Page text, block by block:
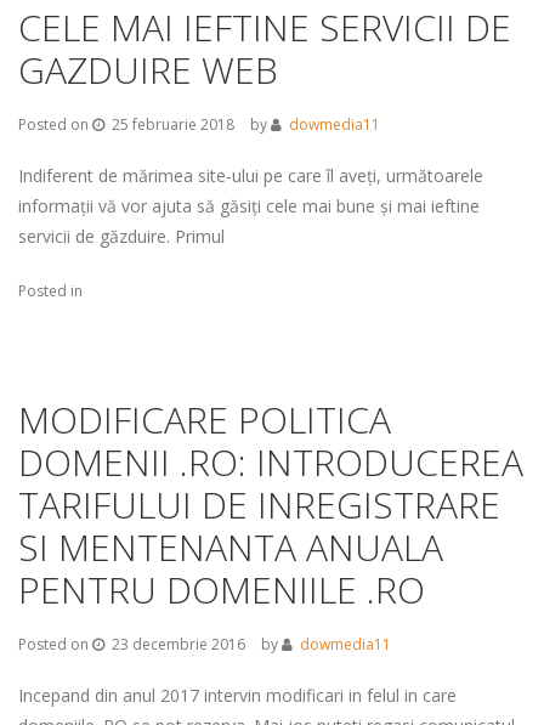
CELE MAI IEFTINE SERVICII DE
GAZDUIRE WEB
Posted on 25 februarie 2018 by dowmedia11
Indiferent de mărimea site-ului pe care îl aveți, următoarele
informații vă vor ajuta să găsiți cele mai bune și mai ieftine
servicii de găzduire. Primul
Posted in
MODIFICARE POLITICA
DOMENII .RO: INTRODUCEREA
TARIFULUI DE INREGISTRARE
SI MENTENANTA ANUALA
PENTRU DOMENIILE .RO
Posted on 23 decembrie 2016 by dowmedia11
Incepand din anul 2017 intervin modificari in felul in care